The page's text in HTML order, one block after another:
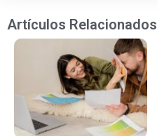
Artículos Relacionados